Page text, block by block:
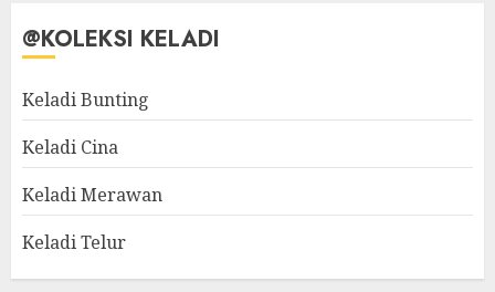
@KOLEKSI KELADI
Keladi Bunting
Keladi Cina
Keladi Merawan
Keladi Telur